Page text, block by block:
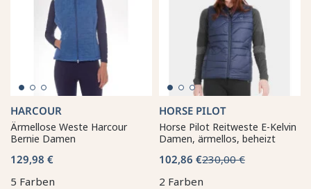
HARCOUR
Ärmellose Weste Harcour
Bernie Damen
129,98 €
5 Farben
HORSE PILOT
Horse Pilot Reitweste E-Kelvin
Damen, ärmellos, beheizt
102,86 €230,00 €
2 Farben